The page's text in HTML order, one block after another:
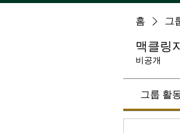
홈 그
맥클링
비공개
그룹 활